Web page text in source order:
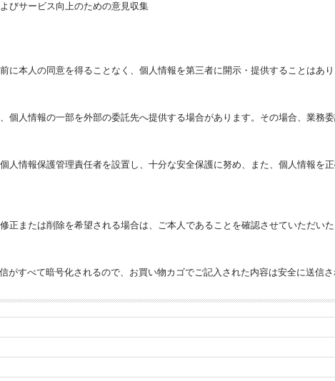
びサービス向上のための意見収集
本人の同意を得ることなく、個人情報を第三者に開示・提供することはあり
個人情報の一部を外部の委託先へ提供する場合があります。その場合、業務
人情報保護管理責任者を設置し、十分な安全保護に努め、また、個人情報を
正または削除を希望される場合は、ご本人であることを確認させていただい
すべて暗号化されるので、お買い物カゴでご記入された内容は安全に送信さ